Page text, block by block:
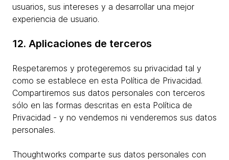
usuarios, sus intereses y a desarrollar una mejor
experiencia de usuario.
12. Aplicaciones de terceros
Respetaremos y protegeremos su privacidad tal y
como se establece en esta Política de Privacidad.
Compartiremos sus datos personales con terceros
sólo en las formas descritas en esta Política de
Privacidad - y no vendemos ni venderemos sus datos
personales.
Thoughtworks comparte sus datos personales con